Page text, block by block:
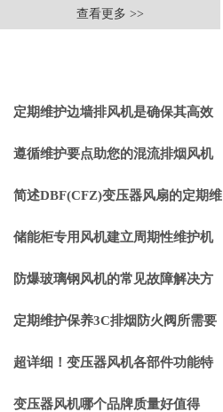
查看更多 >>
定期维护边墙排风机是确保其高效
通风效果的关键
遵循维护要点助您的混流排烟风机
成为真正“风中卫士”
简述DBF(CFZ)变压器风扇的定期维
护保养步骤
储能柜专用风机建立周期性维护机
制的重要性分享
防爆玻璃钢风机的常见故障解决方
法
定期维护保养3C排烟防火阀所需要
重要的事项分享
超详细！变压器风机各部件功能特
点全分享
变压器风机哪个品牌质量好值得